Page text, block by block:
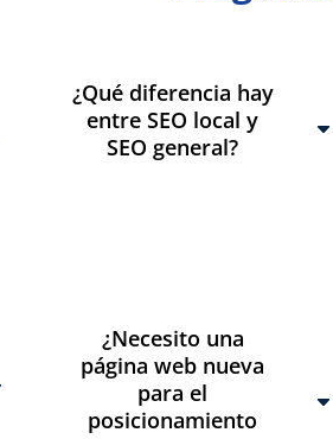
¿Qué diferencia hay
entre SEO local y
SEO general?
¿Necesito una
página web nueva
para el
posicionamiento